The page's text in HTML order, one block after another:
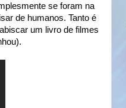
se foram na
de humanos. Tanto é
um livro de filmes